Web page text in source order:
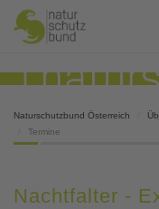
Naturschutzbund Österreich
Termine
Nachtfalter -